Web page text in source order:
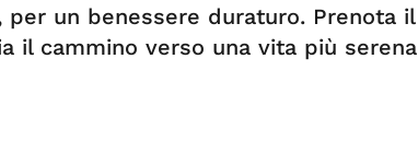
un benessere duraturo. Prenota il
il cammino verso una vita più serena